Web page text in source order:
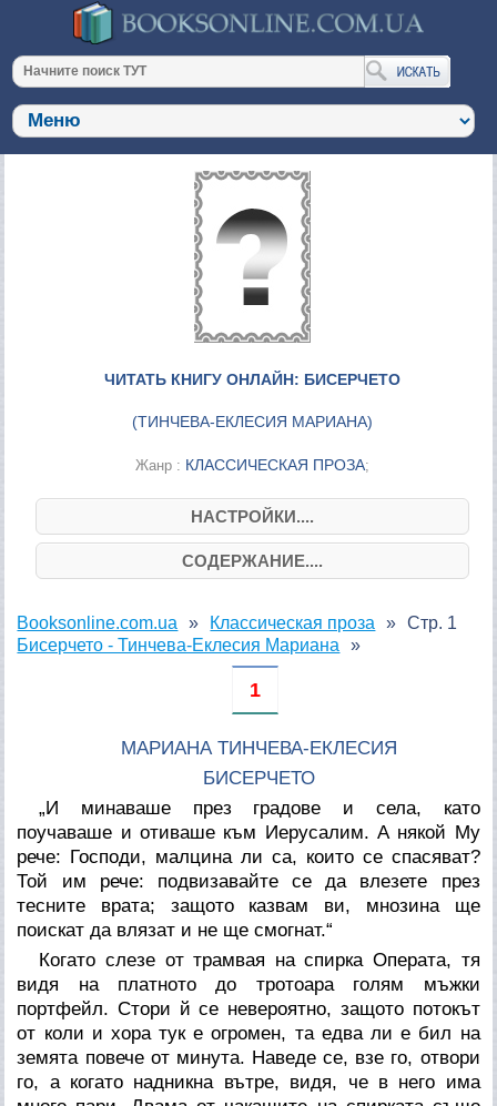
ЧИТАТЬ КНИГУ ОНЛАЙН: БИСЕРЧЕТО
(ТИНЧЕВА-ЕКЛЕСИЯ МАРИАНА)
Жанр : КЛАССИЧЕСКАЯ ПРОЗА;
НАСТРОЙКИ....
СОДЕРЖАНИЕ....
Booksonline.com.ua
Классическая проза
Бисерчето - Тинчева-Еклесия Мариана
Стр. 1
1
МАРИАНА ТИНЧЕВА-ЕКЛЕСИЯ
БИСЕРЧЕТО
„И минаваше през градове и села, като
поучаваше и отиваше към Иерусалим. А някой Му
рече: Господи, малцина ли са, които се спасяват?
Той им рече: подвизавайте се да влезете през
тесните врата; защото казвам ви, мнозина ще
поискат да влязат и не ще смогнат.“
Когато слезе от трамвая на спирка Операта, тя
видя на платното до тротоара голям мъжки
портфейл. Стори й се невероятно, защото потокът
от коли и хора тук е огромен, та едва ли е бил на
земята повече от минута. Наведе се, взе го, отвори
го, а когато надникна вътре, видя, че в него има